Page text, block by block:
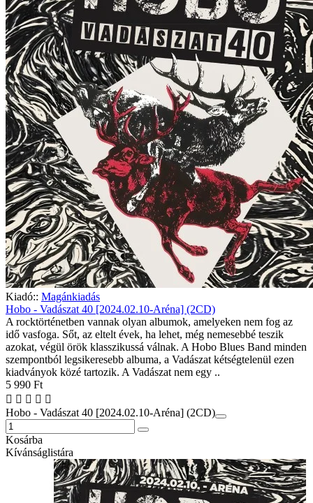
Kiadó:: Magánkiadás
Hobo - Vadászat 40 [2024.02.10-Aréna] (2CD)
A rocktörténetben vannak olyan albumok, amelyeken nem fog az
idő vasfoga. Sőt, az eltelt évek, ha lehet, még nemesebbé teszik
azokat, végül örök klasszikussá válnak. A Hobo Blues Band minden
szempontból legsikeresebb albuma, a Vadászat kétségtelenül ezen
kiadványok közé tartozik. A Vadászat nem egy ..
5 990 Ft
Hobo - Vadászat 40 [2024.02.10-Aréna] (2CD)
Kosárba
Kívánságlistára